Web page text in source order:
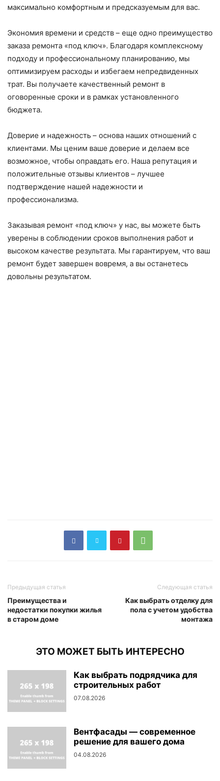
максимально комфортным и предсказуемым для вас.
Экономия времени и средств – еще одно преимущество
заказа ремонта «под ключ». Благодаря комплексному
подходу и профессиональному планированию, мы
оптимизируем расходы и избегаем непредвиденных
трат. Вы получаете качественный ремонт в
оговоренные сроки и в рамках установленного
бюджета.
Доверие и надежность – основа наших отношений с
клиентами. Мы ценим ваше доверие и делаем все
возможное, чтобы оправдать его. Наша репутация и
положительные отзывы клиентов – лучшее
подтверждение нашей надежности и
профессионализма.
Заказывая ремонт «под ключ» у нас, вы можете быть
уверены в соблюдении сроков выполнения работ и
высоком качестве результата. Мы гарантируем, что ваш
ремонт будет завершен вовремя, а вы останетесь
довольны результатом.
Предыдущая статья
Преимущества и
недостатки покупки жилья
в старом доме
Следующая статья
Как выбрать отделку для
пола с учетом удобства
монтажа
ЭТО МОЖЕТ БЫТЬ ИНТЕРЕСНО
Как выбрать подрядчика для
строительных работ
07.08.2026
Вентфасады — современное
решение для вашего дома
04.08.2026